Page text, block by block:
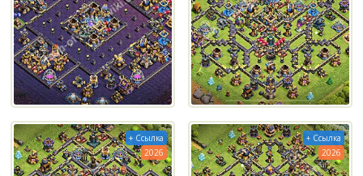
+ Ссылка
2026
+ Ссылка
2026